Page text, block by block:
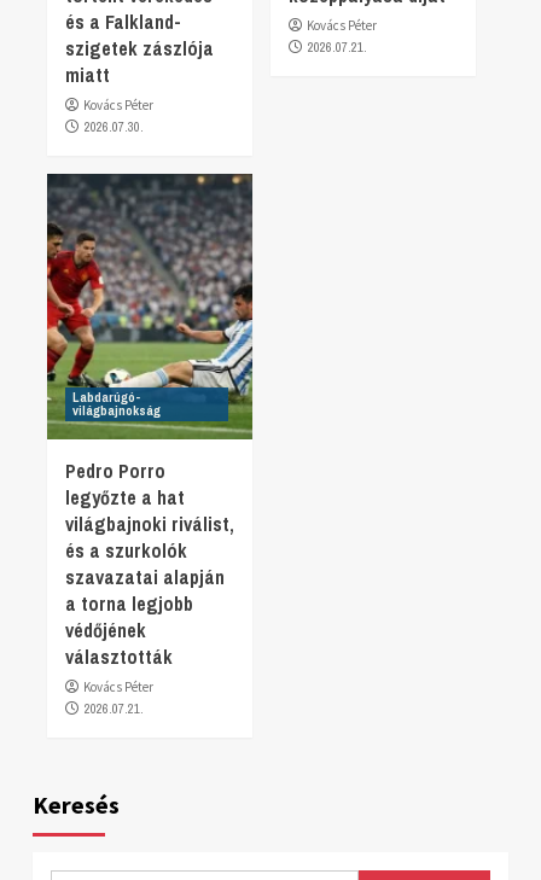
és a Falkland-
szigetek zászlója
miatt
Kovács Péter
2026.07.30.
Kovács Péter
2026.07.21.
Labdarúgó-
világbajnokság
Pedro Porro
legyőzte a hat
világbajnoki riválist,
és a szurkolók
szavazatai alapján
a torna legjobb
védőjének
választották
Kovács Péter
2026.07.21.
Keresés